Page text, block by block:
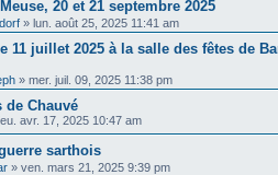
20 et 21 septembre 2025
» lun. août 25, 2025 11:41 am
11 juillet 2025 à la salle des fêtes de
» mer. juil. 09, 2025 11:38 pm
Chauvé
avr. 17, 2025 10:47 am
sarthois
» ven. mars 21, 2025 9:39 pm